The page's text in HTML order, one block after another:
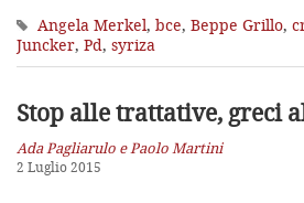
Angela Merkel, bce, Beppe Grillo,
Juncker, Pd, syriza
Stop alle trattative, greci
Ada Pagliarulo e Paolo Martini
2 Luglio 2015